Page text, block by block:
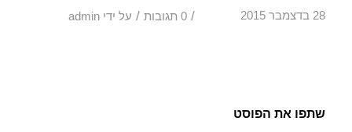
28 בדצמבר 2015 / 0 תגובות / על ידי admin
שתפו את הפוסט